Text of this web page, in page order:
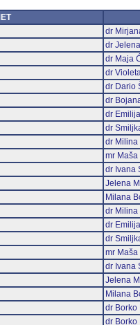
dr
dr
dr Maja
dr
dr Dario
dr
dr
dr
dr Milina
mr
dr Ivana
Jelena
Milana
dr Milina
dr
dr
mr
dr Ivana
Jelena
Milana
dr Borko
dr Borko